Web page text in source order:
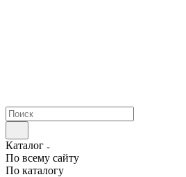
Каталог
По всему сайту
По каталогу